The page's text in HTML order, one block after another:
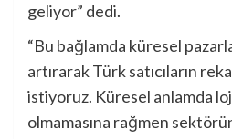
geliyor” dedi.
“Bu bağlamda küresel
artırarak Türk satıcıların
istiyoruz. Küresel anlamda
olmamasına rağmen